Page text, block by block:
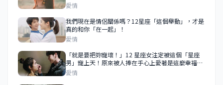
愛情
我們現在是情侶關係嗎？12星座「這個舉動」，才是
真的和你「在一起」！
愛情
「就是要把妳寵壞！」12 星座女注定被這個「星座
男」寵上天！原來被人捧在手心上愛著是這麼幸福的
一件事！
愛情